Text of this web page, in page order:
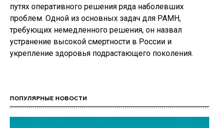
путях оперативного решения ряда наболевших
проблем. Одной из основных задач для РАМН,
требующих немедленного решения, он назвал
устранение высокой смертности в России и
укрепление здоровья подрастающего поколения.
ПОПУЛЯРНЫЕ НОВОСТИ